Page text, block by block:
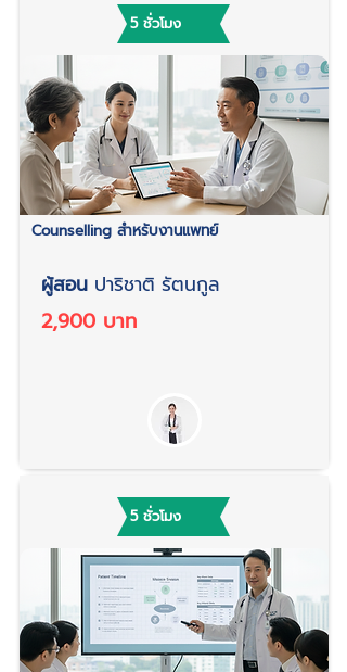
5 ชั่วโมง
Counselling สำหรับงานแพทย์
ผู้สอน ปาริชาติ รัตนกูล
2,900 บาท
5 ชั่วโมง